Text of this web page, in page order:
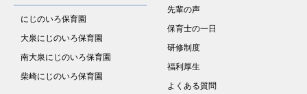
にじのいろ保育園
大泉にじのいろ保育園
南大泉にじのいろ保育園
柴崎にじのいろ保育園
先輩の声
保育士の一日
研修制度
福利厚生
よくある質問